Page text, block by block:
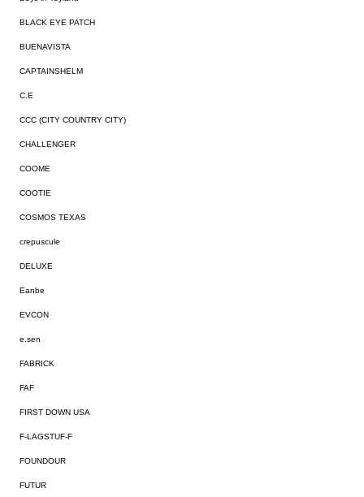
BLACK EYE PATCH
BUENAVISTA
CAPTAINSHELM
C.E
CCC (CITY COUNTRY CITY)
CHALLENGER
COOME
COOTIE
COSMOS TEXAS
crepuscule
DELUXE
Eanbe
EVCON
e.sen
FABRICK
FAF
FIRST DOWN USA
F-LAGSTUF-F
FOUNDOUR
FUTUR